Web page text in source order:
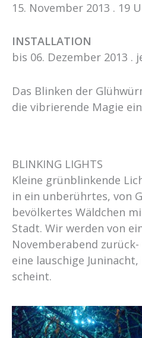
15. November 2013 . 19
INSTALLATION
bis 06. Dezember 2013 .
Das Blinken der
die vibrierende Magie
BLINKING LIGHTS
Kleine grünblinkende
in ein unberührtes, von
bevölkertes Wäldchen
Stadt. Wir werden von
Novemberabend
eine lauschige
scheint.